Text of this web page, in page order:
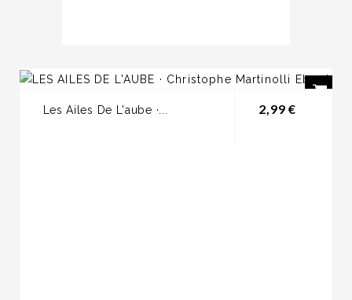
Les Ailes De L'aube ·... 2,99 €Prix